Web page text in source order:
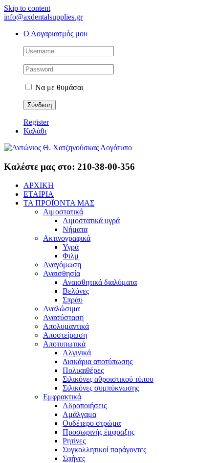
Skip to content
info@axdentalsupplies.gr
Ο Λογαριασμός μου
Να με θυμάσαι
Register
Καλάθι
Καλέστε μας στο: 210-38-00-356
ΑΡΧΙΚΗ
ΕΤΑΙΡΙΑ
ΤΑ ΠΡΟΪΟΝΤΑ ΜΑΣ
Αιμοστατικά
Αιμοστατικά υγρά
Νήματα
Ακτινογραφικά
Υγρά
Φιλμ
Αναγόμωση
Αναισθησία
Αναισθητικά διαλύματα
Βελόνες
Σπράυ
Αναλώσιμα
Ανασύσταση
Απολυμαντικά
Αποστείρωση
Αποτυπωτικά
Αλγινικά
Δισκάρια αποτύπωσης
Πολυαιθέρες
Σιλικόνες αθροιστικού τύπου
Σιλικόνες συμπύκνωσης
Εμφρακτικά
Αδροποιήσεις
Αμάλγαμα
Ουδέτερο στρώμα
Προσωρινής έμφραξης
Ρητίνες
Συγκολλητικοί παράγοντες
Σφήνες